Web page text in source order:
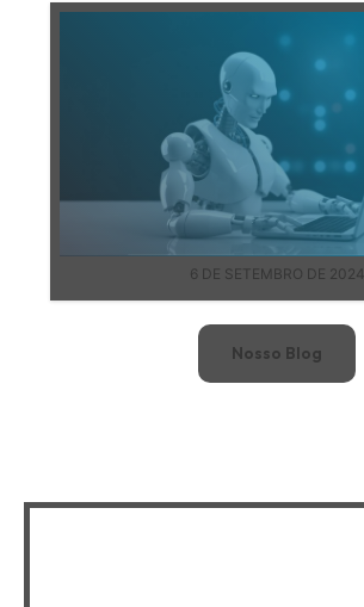
6 DE SETEMBRO DE 2024
Nosso Blog